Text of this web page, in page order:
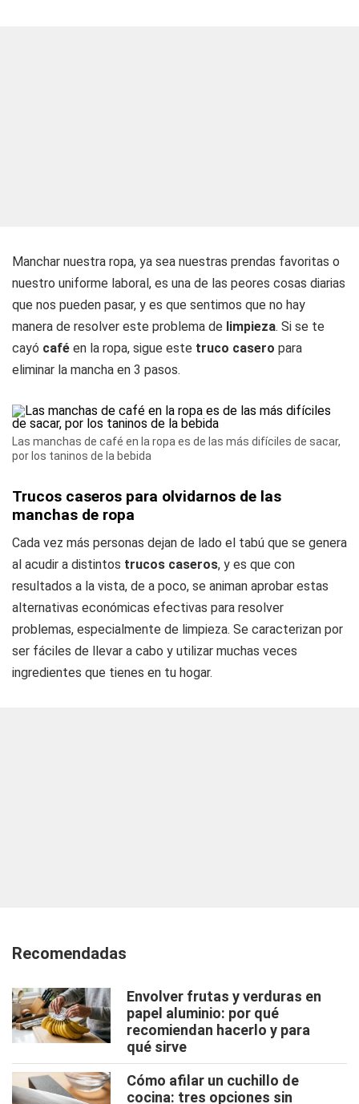
Manchar nuestra ropa, ya sea nuestras prendas favoritas o
nuestro uniforme laboral, es una de las peores cosas diarias
que nos pueden pasar, y es que sentimos que no hay
manera de resolver este problema de limpieza. Si se te
cayó café en la ropa, sigue este truco casero para
eliminar la mancha en 3 pasos.
Las manchas de café en la ropa es de las más difíciles de sacar,
por los taninos de la bebida
Trucos caseros para olvidarnos de las
manchas de ropa
Cada vez más personas dejan de lado el tabú que se genera
al acudir a distintos trucos caseros, y es que con
resultados a la vista, de a poco, se animan aprobar estas
alternativas económicas efectivas para resolver
problemas, especialmente de limpieza. Se caracterizan por
ser fáciles de llevar a cabo y utilizar muchas veces
ingredientes que tienes en tu hogar.
Recomendadas
Envolver frutas y verduras en
papel aluminio: por qué
recomiendan hacerlo y para
qué sirve
Cómo afilar un cuchillo de
cocina: tres opciones sin